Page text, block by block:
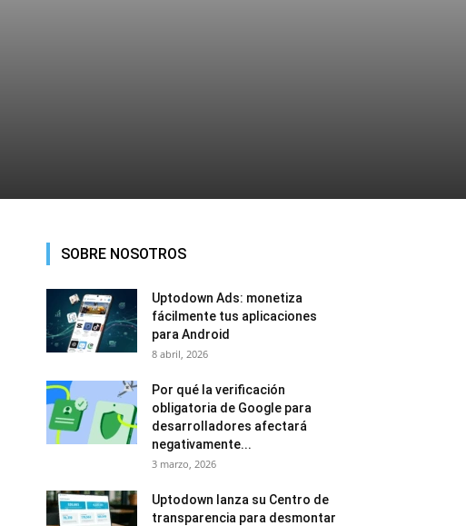
SOBRE NOSOTROS
Uptodown Ads: monetiza
fácilmente tus aplicaciones
para Android
8 abril, 2026
Por qué la verificación
obligatoria de Google para
desarrolladores afectará
negativamente...
3 marzo, 2026
Uptodown lanza su Centro de
transparencia para desmontar